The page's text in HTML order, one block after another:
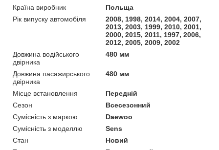
Країна виробник
Польща
Рік випуску автомобіля
2008, 1998, 2014, 2004, 2007,
2013, 2003, 1999, 2010, 2001,
2000, 2015, 2011, 1997, 2006,
2012, 2005, 2009, 2002
Довжина водійського
двірника
480 мм
Довжина пасажирського
двірника
480 мм
Місце встановлення
Передній
Сезон
Всесезонний
Сумісність з маркою
Daewoo
Сумісність з моделлю
Sens
Стан
Новий